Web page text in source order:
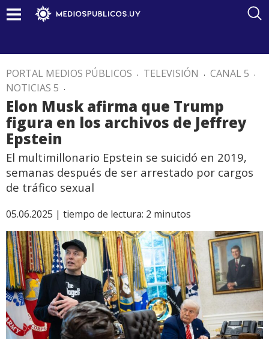
PORTAL MEDIOS PÚBLICOS . TELEVISIÓN . CANAL 5 .
NOTICIAS 5 .
Elon Musk afirma que Trump
figura en los archivos de Jeffrey
Epstein
El multimillonario Epstein se suicidó en 2019,
semanas después de ser arrestado por cargos
de tráfico sexual
05.06.2025 | tiempo de lectura: 2 minutos